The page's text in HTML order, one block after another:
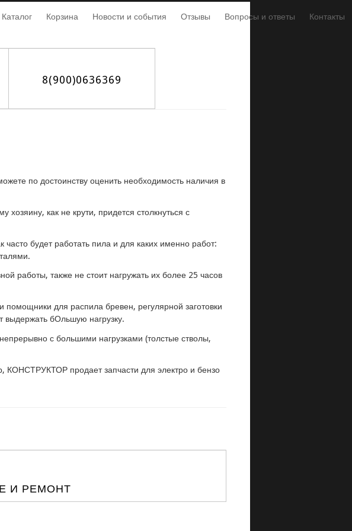
8(900)0636369
Каталог Корзина Новости и события Отзывы Вопросы и ответы Контакты
по достоинству оценить необходимость наличия в
как не крути, придется столкнуться с
будет работать пила и для каких именно работ:
работы, также не стоит нагружать их более 25 часов
для распила бревен, регулярной заготовки
выдержать бОльшую нагрузку.
с большими нагрузками (толстые стволы,
КОНСТРУКТОР продает запчасти для электро и бензо
И РЕМОНТ